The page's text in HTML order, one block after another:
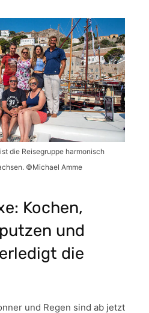
die Reisegruppe harmonisch
©Michael Amme
Kochen,
und
die
und Regen sind ab jetzt